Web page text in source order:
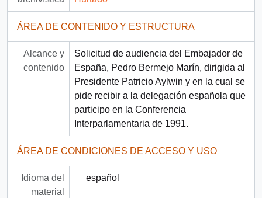
ÁREA DE CONTENIDO Y ESTRUCTURA
Alcance y
contenido
Solicitud de audiencia del Embajador de
España, Pedro Bermejo Marín, dirigida al
Presidente Patricio Aylwin y en la cual se
pide recibir a la delegación española que
participo en la Conferencia
Interparlamentaria de 1991.
ÁREA DE CONDICIONES DE ACCESO Y USO
Idioma del
material
español